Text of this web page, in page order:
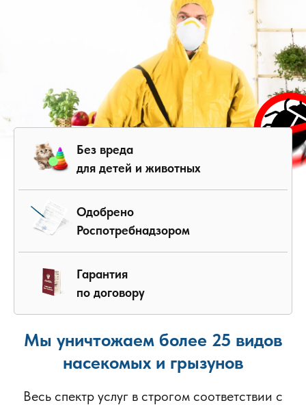
Без вреда
для детей и животных
Одобрено
Роспотребнадзором
Гарантия
по договору
Мы уничтожаем более 25 видов
насекомых и грызунов
Весь спектр услуг в строгом соответствии с